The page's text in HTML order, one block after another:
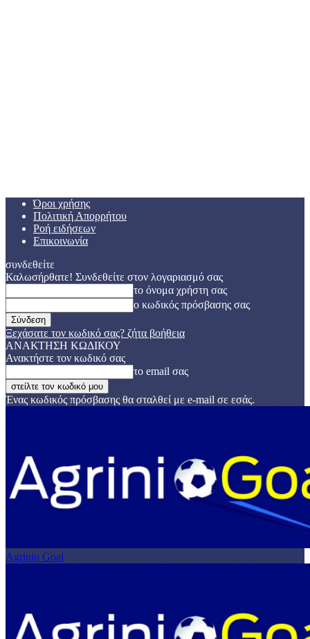
Όροι χρήσης
Πολιτική Απορρήτου
Ροή ειδήσεων
Επικοινωνία
συνδεθείτε
Καλωσήρθατε! Συνδεθείτε στον λογαριασμό σας
το όνομα χρήστη σας
ο κωδικός πρόσβασης σας
Ξεχάσατε τον κωδικό σας? ζήτα βοήθεια
ΑΝΑΚΤΗΣΗ ΚΩΔΙΚΟΥ
Ανακτήστε τον κωδικό σας
το email σας
Ένας κωδικός πρόσβασης θα σταλθεί με e-mail σε εσάς.
Agrinio Goal